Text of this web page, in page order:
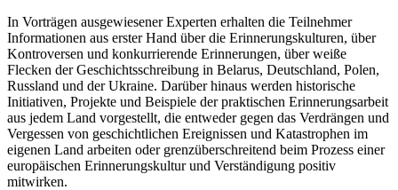
In Vorträgen ausgewiesener Experten erhalten die Teilnehmer
Informationen aus erster Hand über die Erinnerungskulturen, über
Kontroversen und konkurrierende Erinnerungen, über weiße
Flecken der Geschichtsschreibung in Belarus, Deutschland, Polen,
Russland und der Ukraine. Darüber hinaus werden historische
Initiativen, Projekte und Beispiele der praktischen Erinnerungsarbeit
aus jedem Land vorgestellt, die entweder gegen das Verdrängen und
Vergessen von geschichtlichen Ereignissen und Katastrophen im
eigenen Land arbeiten oder grenzüberschreitend beim Prozess einer
europäischen Erinnerungskultur und Verständigung positiv
mitwirken.